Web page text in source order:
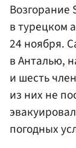
Возгорание
в турецком
24 ноября.
в Анталью,
и шесть
из них не
погодных